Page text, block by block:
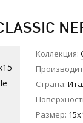
Коллекция
Страна
Размер